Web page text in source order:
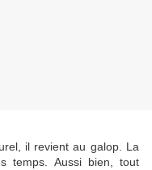
il revient au galop. La
temps. Aussi bien, tout